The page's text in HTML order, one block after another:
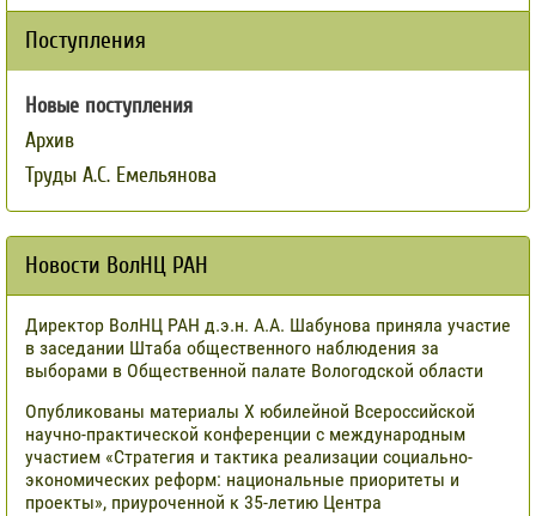
Поступления
Новые поступления
Архив
Труды А.С. Емельянова
Новости ВолНЦ РАН
Директор ВолНЦ РАН д.э.н. А.А. Шабунова приняла участие
в заседании Штаба общественного наблюдения за
выборами в Общественной палате Вологодской области
Опубликованы материалы X юбилейной Всероссийской
научно-практической конференции с международным
участием «Стратегия и тактика реализации социально-
экономических реформ: национальные приоритеты и
проекты», приуроченной к 35-летию Центра